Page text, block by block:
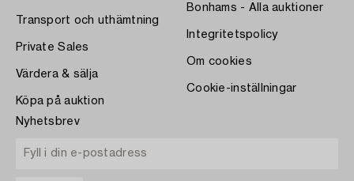
Transport och uthämtning
Private Sales
Värdera & sälja
Köpa på auktion
Bonhams - Alla auktioner
Integritetspolicy
Om cookies
Cookie-inställningar
Nyhetsbrev